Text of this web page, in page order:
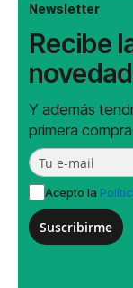
Newsletter
Recibe
Y además
primera
Acepto la
Suscribirme